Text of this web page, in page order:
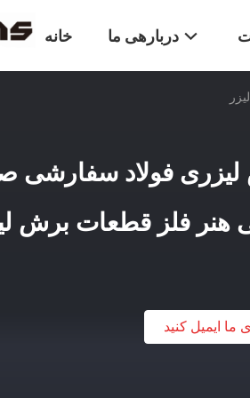
خانه دربارهی ما
لیزری فولاد سفارشی
فلز قطعات برش
ما ایمیل کنید